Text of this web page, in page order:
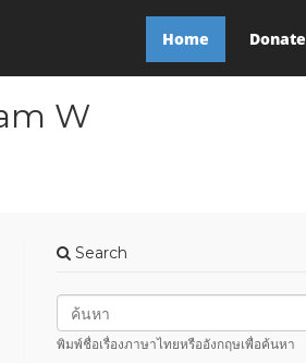
Home Donate
W
Search
พิมพ์ชื่อเรื่องภาษาไทยหรืออังกฤษเพื่อค้นหา